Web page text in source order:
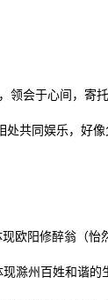
领会于心间，寄托
处共同娱乐，好像
欧阳修醉翁（怡
滁州百姓和谐的